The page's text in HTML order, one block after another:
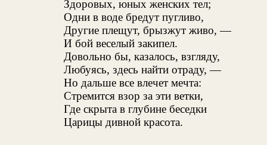
Здоровых, юных женских тел;
Одни в воде бредут пугливо,
Другие плещут, брызжут живо, —
И бой веселый закипел.
Довольно бы, казалось, взгляду,
Любуясь, здесь найти отраду, —
Но дальше все влечет мечта:
Стремится взор за эти ветки,
Где скрыта в глубине беседки
Царицы дивной красота.